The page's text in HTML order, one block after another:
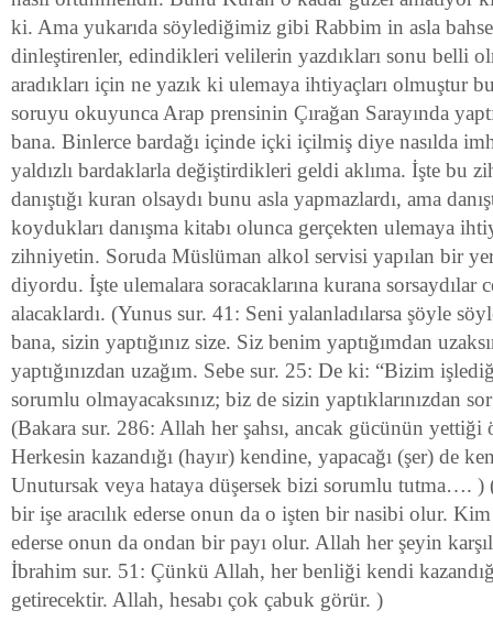
ki. Ama yukarıda söylediğimiz gibi Rabbim in asla
dinleştirenler, edindikleri velilerin yazdıkları sonu belli
aradıkları için ne yazık ki ulemaya ihtiyaçları olmuştur
soruyu okuyunca Arap prensinin Çırağan Sarayında
bana. Binlerce bardağı içinde içki içilmiş diye nasılda
yaldızlı bardaklarla değiştirdikleri geldi aklıma. İşte bu
danıştığı kuran olsaydı bunu asla yapmazlardı, ama
koydukları danışma kitabı olunca gerçekten ulemaya
zihniyetin. Soruda Müslüman alkol servisi yapılan bir
diyordu. İşte ulemalara soracaklarına kurana sorsaydılar
alacaklardı. (Yunus sur. 41: Seni yalanladılarsa şöyle
bana, sizin yaptığınız size. Siz benim yaptığımdan
yaptığınızdan uzağım. Sebe sur. 25: De ki: “Bizim
sorumlu olmayacaksınız; biz de sizin yaptıklarınızdan
(Bakara sur. 286: Allah her şahsı, ancak gücünün yettiği
Herkesin kazandığı (hayır) kendine, yapacağı (şer) de
Unutursak veya hataya düşersek bizi sorumlu tutma….
bir işe aracılık ederse onun da o işten bir nasibi olur.
ederse onun da ondan bir payı olur. Allah her şeyin
İbrahim sur. 51: Çünkü Allah, her benliği kendi
getirecektir. Allah, hesabı çok çabuk görür. )